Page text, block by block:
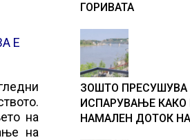
Е
на
на
ГОРИВАТА
ЗОШТО ПРЕСУШУВА
ИСПАРУВАЊЕ КАКО
НАМАЛЕН ДОТОК